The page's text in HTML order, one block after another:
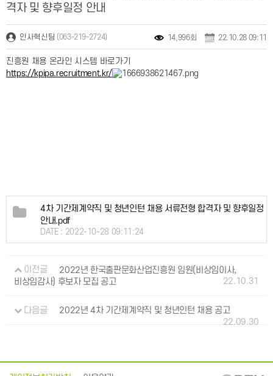
격자 및 향후일정 안내
인사혁신팀 (063-219-2724) 14,996회 22.10.28 09:11
진흥원 채용 온라인 시스템 바로가기
https://kpipa.recruitment.kr/
4차 기간제계약직 및 청년인턴 채용 서류전형 합격자 및 향후일정
안내.pdf
DATE : 2022-10-28 09:11:24
이전글
2022년 한국출판문화산업진흥원 임원(비상임이사,
비상임감사) 후보자 모집 공고
22.10.31
다음글
2022년 4차 기간제계약직 및 청년인턴 채용 공고
22.09.30